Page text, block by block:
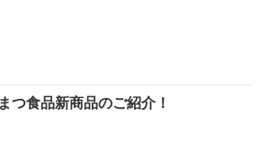
つ食品新商品のご紹介！